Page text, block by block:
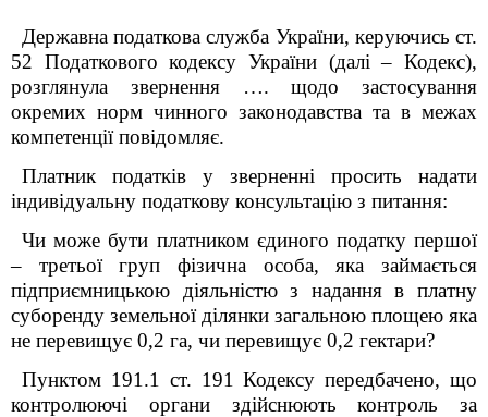
Державна податкова служба України, керуючись ст.
52 Податкового кодексу України (далі – Кодекс),
розглянула звернення …. щодо застосування
окремих норм чинного законодавства та в межах
компетенції повідомляє.
Платник податків у зверненні просить надати
індивідуальну податкову консультацію з питання:
Чи може бути платником єдиного податку першої
– третьої груп фізична особа, яка займається
підприємницькою діяльністю з надання в платну
суборенду земельної ділянки загальною площею яка
не перевищує 0,2 га, чи перевищує 0,2 гектари?
Пунктом 191 .1 ст. 191 Кодексу передбачено, що
контролюючі органи здійснюють контроль за